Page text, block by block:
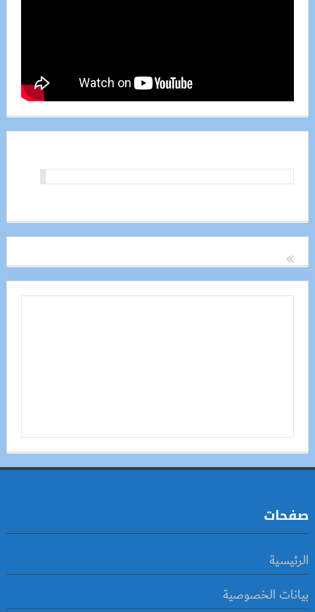
صفحات
الرئيسية
بيانات الخصوصية